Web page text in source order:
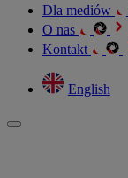
Dla mediów
O nas
Kontakt
English